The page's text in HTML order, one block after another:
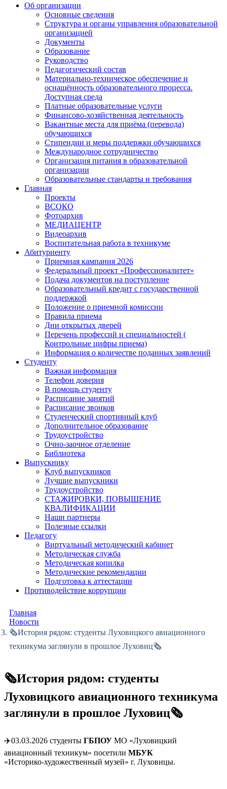
Об организации
Основные сведения
Структура и органы управления образовательной
организацией
Документы
Образование
Руководство
Педагогический состав
Материально-техническое обеспечение и
оснащённость образовательного процесса.
Доступная среда
Платные образовательные услуги
Финансово-хозяйственная деятельность
Вакантные места для приёма (перевода)
обучающихся
Стипендии и меры поддержки обучающихся
Международное сотрудничество
Организация питания в образовательной
организации
Образовательные стандарты и требования
Главная
Проекты
ВСОКО
Фотоархив
МЕДИАЦЕНТР
Видеоархив
Воспитательная работа в техникуме
Абитуриенту
Приемная кампания 2026
Федеральный проект «Профессионалитет»
Подача документов на поступление
Образовательный кредит с государственной
поддержкой
Положение о приемной комиссии
Правила приема
Дни открытых дверей
Перечень профессий и специальностей (
Контрольные цифры приема)
Информация о количестве поданных заявлений
Студенту
Важная информация
Телефон доверия
В помощь студенту
Расписание занятий
Расписание звонков
Студенческий спортивный клуб
Дополнительное образование
Трудоустройство
Очно-заочное отделение
Библиотека
Выпускнику
Клуб выпускников
Лучшие выпускники
Трудоустройство
СТАЖИРОВКИ, ПОВЫШЕНИЕ
КВАЛИФИКАЦИИ
Наши партнеры
Полезные ссылки
Педагогу
Виртуальный методический кабинет
Методическая служба
Методическая копилка
Методические рекомендации
Подготовка к аттестации
Противодействие коррупции
Главная
Новости
🗞️️История рядом: студенты Луховицкого авиационного
техникума заглянули в прошлое Луховиц🗞️
🗞️️История рядом: студенты
Луховицкого авиационного техникума
заглянули в прошлое Луховиц🗞️
✈️03.03.2026 студенты ГБПОУ МО «Луховицкий
авиационный техникум» посетили МБУК
«Историко‑художественный музей» г. Луховицы.